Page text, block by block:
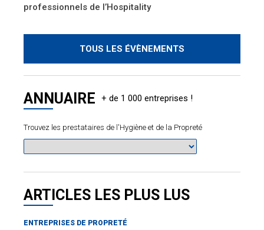
professionnels de l’Hospitality
TOUS LES ÉVÈNEMENTS
ANNUAIRE
Trouvez les prestataires de l'Hygiène et de la Propreté
ARTICLES LES PLUS LUS
ENTREPRISES DE PROPRETÉ